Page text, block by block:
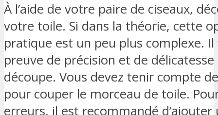
À l’aide de votre paire de ciseaux,
votre toile. Si dans la théorie, cette
pratique est un peu plus complexe.
preuve de précision et de
découpe. Vous devez tenir compte
pour couper le morceau de toile.
erreurs, il est recommandé